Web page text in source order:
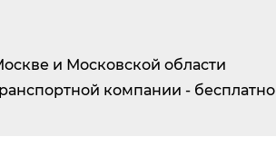
и Московской области
компании - бесплатно